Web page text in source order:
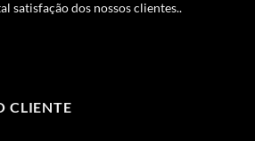
satisfação dos nossos clientes..
CLIENTE